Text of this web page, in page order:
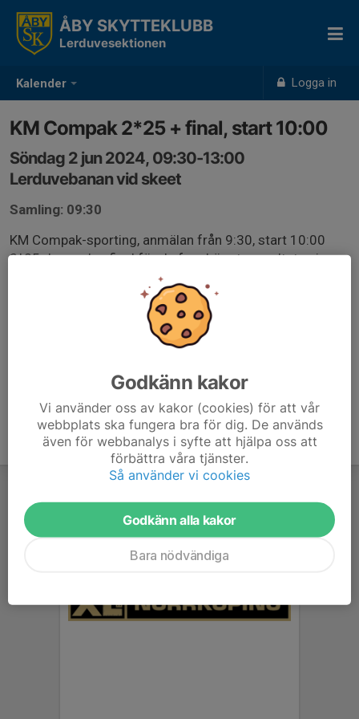
Kalender Logga in
ÅBY SKYTTEKLUBB
Lerduvesektionen
KM Compak 2*25 + final, start 10:00
Söndag 2 jun 2024, 09:30-13:00
Lerduvebanan vid skeet
Samling: 09:30
KM Compak-sporting, anmälan från 9:30, start 10:00
2*25 duvor plus final för de fem högsta resultaten i
grundomgången. Man tar med sig resultatet in i finalen.
Godkänn kakor
Vi använder oss av kakor (cookies) för att vår
webbplats ska fungera bra för dig. De används
även för webbanalys i syfte att hjälpa oss att
förbättra våra tjänster.
Så använder vi cookies
Godkänn alla kakor
Bara nödvändiga